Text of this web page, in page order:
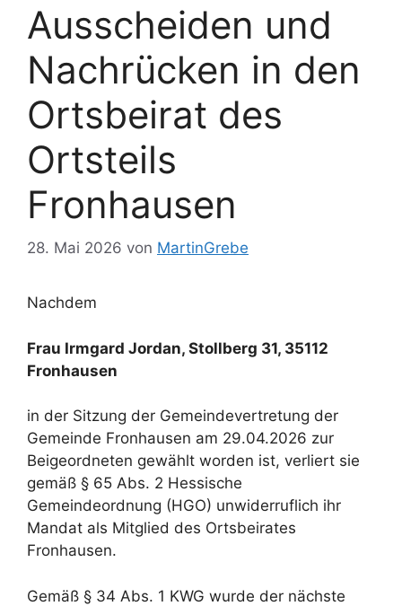
Ausscheiden und
Nachrücken in den
Ortsbeirat des
Ortsteils
Fronhausen
28. Mai 2026 von MartinGrebe
Nachdem
Frau Irmgard Jordan, Stollberg 31, 35112
Fronhausen
in der Sitzung der Gemeindevertretung der
Gemeinde Fronhausen am 29.04.2026 zur
Beigeordneten gewählt worden ist, verliert sie
gemäß § 65 Abs. 2 Hessische
Gemeindeordnung (HGO) unwiderruflich ihr
Mandat als Mitglied des Ortsbeirates
Fronhausen.
Gemäß § 34 Abs. 1 KWG wurde der nächste